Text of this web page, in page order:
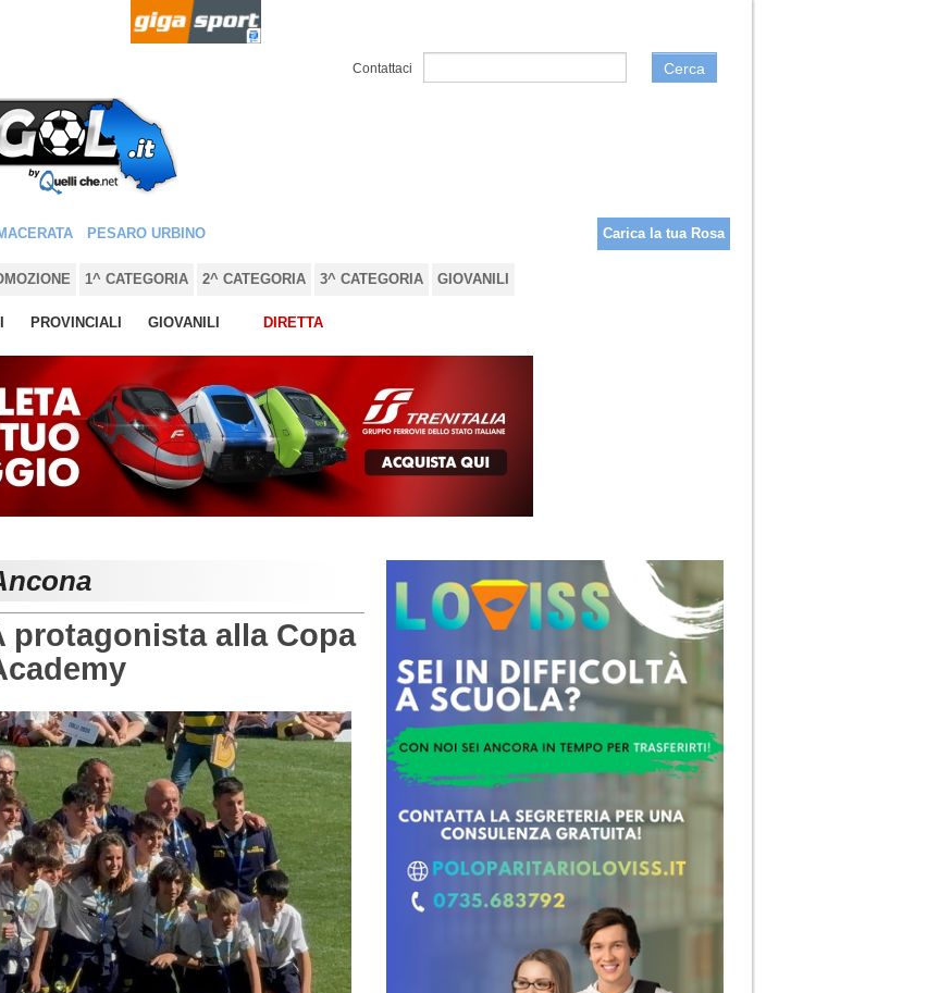
Contattaci Cerca
PESARO URBINO Carica la tua Rosa
1^ CATEGORIA 2^ CATEGORIA 3^ CATEGORIA GIOVANILI
PROVINCIALI GIOVANILI DIRETTA
protagonista alla Copa